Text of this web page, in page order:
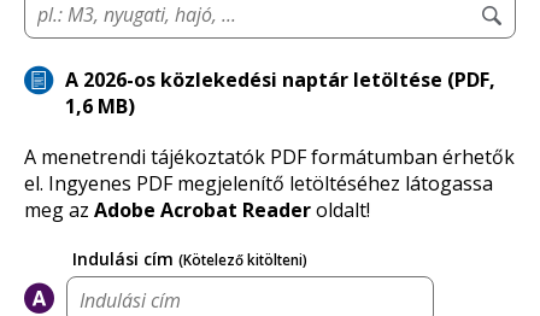
A 2026-os közlekedési naptár letöltése (PDF,
1,6 MB)
A menetrendi tájékoztatók PDF formátumban érhetők
el. Ingyenes PDF megjelenítő letöltéséhez látogassa
meg az Adobe Acrobat Readeroldalt!
Indulási cím (Kötelező kitölteni)